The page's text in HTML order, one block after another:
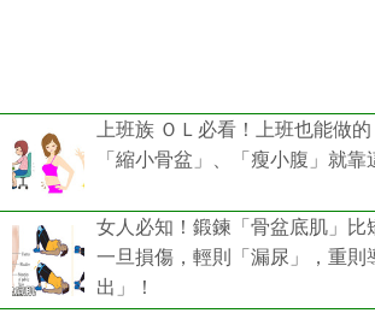
上班族 ＯＬ必看！上班也能做
「縮小骨盆」、「瘦小腹」就靠
女人必知！鍛鍊「骨盆底肌」比
一旦損傷，輕則「漏尿」，重則
出」！